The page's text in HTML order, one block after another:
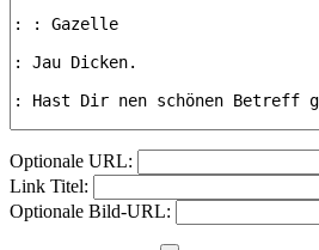
Optionale URL:
Link Titel:
Optionale Bild-URL: